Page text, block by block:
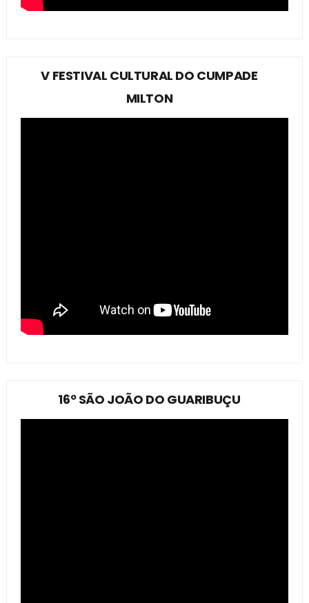
V FESTIVAL CULTURAL DO CUMPADE
MILTON
16º SÃO JOÃO DO GUARIBUÇU